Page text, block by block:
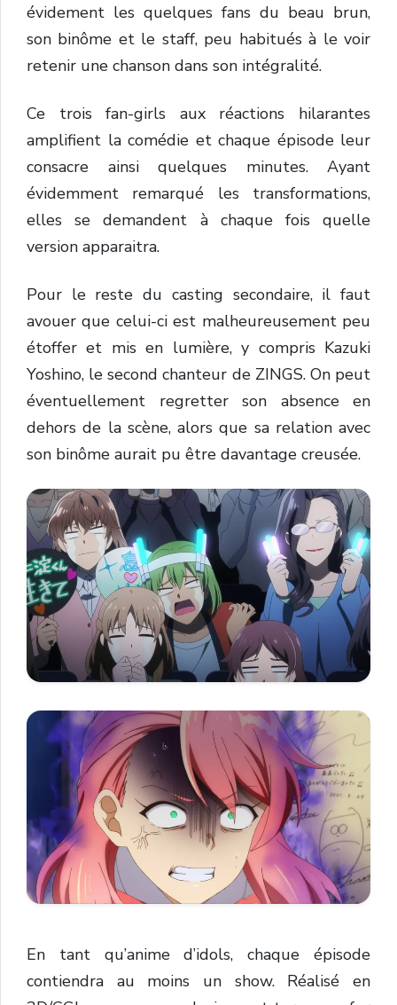
évidement les quelques fans du beau brun,
son binôme et le staff, peu habitués à le voir
retenir une chanson dans son intégralité.
Ce trois fan-girls aux réactions hilarantes
amplifient la comédie et chaque épisode leur
consacre ainsi quelques minutes. Ayant
évidemment remarqué les transformations,
elles se demandent à chaque fois quelle
version apparaitra.
Pour le reste du casting secondaire, il faut
avouer que celui-ci est malheureusement peu
étoffer et mis en lumière, y compris Kazuki
Yoshino, le second chanteur de ZINGS. On peut
éventuellement regretter son absence en
dehors de la scène, alors que sa relation avec
son binôme aurait pu être davantage creusée.
En tant qu’anime d’idols, chaque épisode
contiendra au moins un show. Réalisé en